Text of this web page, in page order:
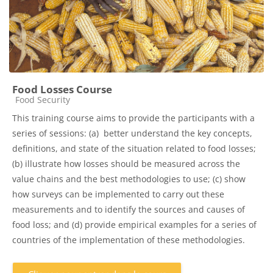
Food Losses Course
Catégorie de cours
Food Security
This training course aims to provide the participants with a
series of sessions: (a) better understand the key concepts,
definitions, and state of the situation related to food losses;
(b) illustrate how losses should be measured across the
value chains and the best methodologies to use; (c) show
how surveys can be implemented to carry out these
measurements and to identify the sources and causes of
food loss; and (d) provide empirical examples for a series of
countries of the implementation of these methodologies.